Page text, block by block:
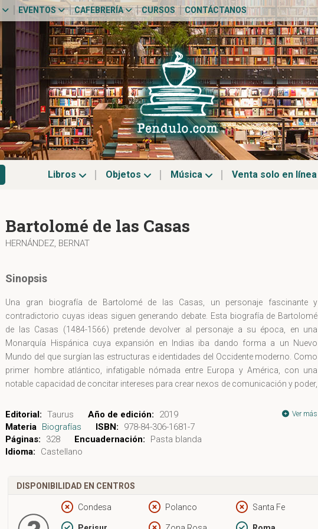
EVENTOS CAFEBRERÍA CURSOS CONTÁCTANOS
Libros Objetos Música Venta solo en línea
Bartolomé de las Casas
HERNÁNDEZ, BERNAT
Sinopsis
Una gran biografía de Bartolomé de las Casas, un personaje fascinante y
contradictorio cuyas ideas siguen generando debate. Esta biografía de Bartolomé
de las Casas (1484-1566) pretende devolver al personaje a su época, en una
Monarquía Hispánica cuya expansión en Indias iba dando forma a un Nuevo
Mundo del que surgían las estructuras e identidades del Occidente moderno. Como
primer hombre atlántico, infatigable nómada entre Europa y América, con una
notable capacidad de concitar intereses para crear nexos de comunicación y poder,
Indias. A partir de una interpretación de la conquista que contempla sus
dimensiones simultáneas de destrucción y de formación de ese Nuevo Mundo, la
trayectoria de Bartolomé de las Casas encarnó las contradicciones de muchos
conquistadores, que han suscitado polémicas valoraciones sobre su figura.
desenlaces más ambiguos. Ese activismo se conjugó con un perfil intelectual
enorme, forjado en la escuela de pensamiento hispánico moderno, con crónicas y
Ver más
Editorial: Taurus Año de edición:
2019
Materia Biografías ISBN:
978-84-306-1681-7
Páginas:
328 Encuadernación:
Pasta blanda
Idioma:
Castellano
DISPONIBILIDAD EN CENTROS
Condesa Polanco Santa Fe